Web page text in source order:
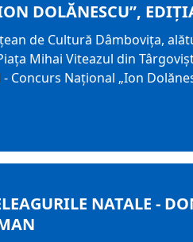
DOLĂNESCU”,
de Cultură Dâmboviţa,
Mihai Viteazul din
Naţional „Ion
NATALE -